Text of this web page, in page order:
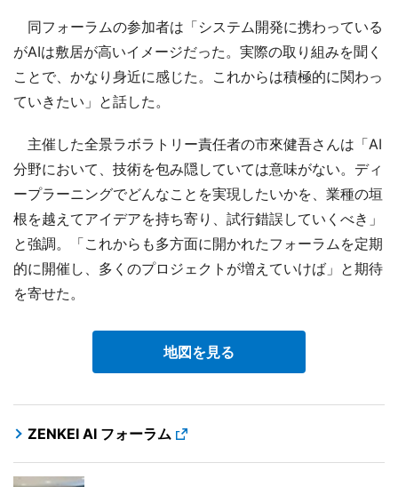
同フォーラムの参加者は「システム開発に携わっている
がAIは敷居が高いイメージだった。実際の取り組みを聞く
ことで、かなり身近に感じた。これからは積極的に関わっ
ていきたい」と話した。
主催した全景ラボラトリー責任者の市來健吾さんは「AI
分野において、技術を包み隠していては意味がない。ディ
ープラーニングでどんなことを実現したいかを、業種の垣
根を越えてアイデアを持ち寄り、試行錯誤していくべき」
と強調。「これからも多方面に開かれたフォーラムを定期
的に開催し、多くのプロジェクトが増えていけば」と期待
を寄せた。
地図を見る
ZENKEI AI フォーラム